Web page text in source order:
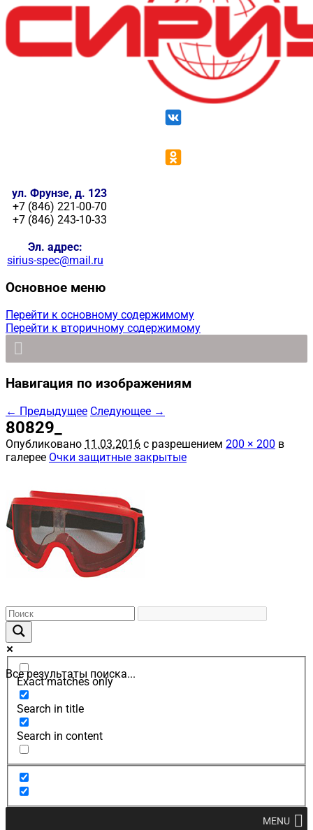
ул. Фрунзе, д. 123
+7 (846) 221-00-70
+7 (846) 243-10-33
Эл. адрес:
sirius-spec@mail.ru
Основное меню
Перейти к основному содержимому
Перейти к вторичному содержимому
Навигация по изображениям
← Предыдущее Следующее →
80829_
Опубликовано 11.03.2016 с разрешением 200 × 200 в
галерее Очки защитные закрытые
Все результаты поиска...
Exact matches only
Search in title
Search in content
MENU